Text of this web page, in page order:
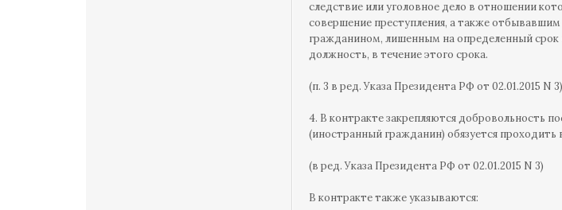
следствие или уголовное дело в отношении
совершение преступления, а также
гражданином, лишенным на определенный
должность, в течение этого срока.
(п. 3 в ред. Указа Президента РФ от 02.01.2015 N 3)
4. В контракте закрепляются добровольность
(иностранный гражданин) обязуется
(в ред. Указа Президента РФ от 02.01.2015 N 3)
В контракте также указываются: